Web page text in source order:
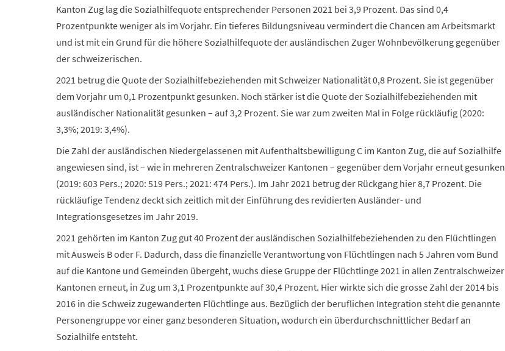
Kanton Zug lag die Sozialhilfequote entsprechender Personen 2021 bei 3,9 Prozent. Das sind 0,4
Prozentpunkte weniger als im Vorjahr. Ein tieferes Bildungsniveau vermindert die Chancen am Arbeitsmarkt
und ist mit ein Grund für die höhere Sozialhilfequote der ausländischen Zuger Wohnbevölkerung gegenüber
der schweizerischen.
2021 betrug die Quote der Sozialhilfebeziehenden mit Schweizer Nationalität 0,8 Prozent. Sie ist gegenüber
dem Vorjahr um 0,1 Prozentpunkt gesunken. Noch stärker ist die Quote der Sozialhilfebeziehenden mit
ausländischer Nationalität gesunken – auf 3,2 Prozent. Sie war zum zweiten Mal in Folge rückläufig (2020:
3,3%; 2019: 3,4%).
Die Zahl der ausländischen Niedergelassenen mit Aufenthaltsbewilligung C im Kanton Zug, die auf Sozialhilfe
angewiesen sind, ist– wie in mehreren Zentralschweizer Kantonen – gegenüber dem Vorjahr erneut gesunken
(2019: 603 Pers.; 2020: 519 Pers.; 2021: 474 Pers.). Im Jahr 2021 betrug der Rückgang hier 8,7 Prozent. Die
rückläufige Tendenz deckt sich zeitlich mit der Einführung des revidierten Ausländer- und
Integrationsgesetzes im Jahr 2019.
2021 gehörten im Kanton Zug gut 40 Prozent der ausländischen Sozialhilfebeziehenden zu den Flüchtlingen
mit Ausweis B oder F. Dadurch, dass die finanzielle Verantwortung von Flüchtlingen nach 5 Jahren vom Bund
auf die Kantone und Gemeinden übergeht, wuchs diese Gruppe der Flüchtlinge 2021 in allen Zentralschweizer
Kantonen erneut, in Zug um 3,1 Prozentpunkte auf 30,4 Prozent. Hier wirkte sich die grosse Zahl der 2014 bis
2016 in die Schweiz zugewanderten Flüchtlinge aus. Bezüglich der beruflichen Integration steht die genannte
Personengruppe vor einer ganz besonderen Situation, wodurch ein überdurchschnittlicher Bedarf an
Sozialhilfe entsteht.